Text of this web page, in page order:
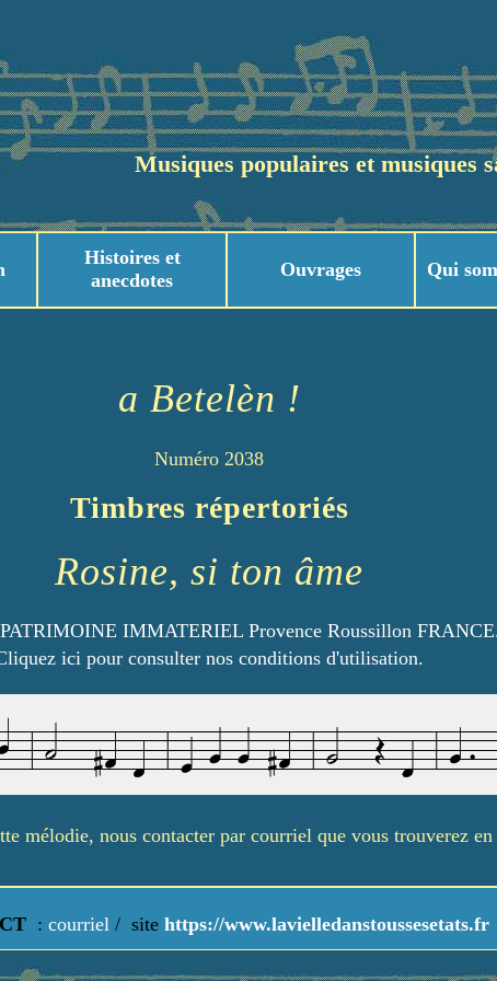
Musiques populaires et musiques
Histoires et
anecdotes
Ouvrages Qui
a Betelèn !
Numéro 2038
Timbres répertoriés
Rosine, si ton âme
IMMATERIEL Provence Roussillon
ici pour consulter nos conditions d'utilisation.
mélodie, nous contacter par courriel que vous trouverez en
: courriel / site https://www.lavielledanstoussesetats.fr